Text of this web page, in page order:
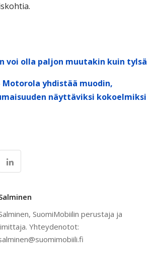
voi olla paljon muutakin kuin tylsä
Motorola yhdistää muodin,
näyttäviksi kokoelmiksi
SuomiMobiilin perustaja ja
Yhteydenotot: